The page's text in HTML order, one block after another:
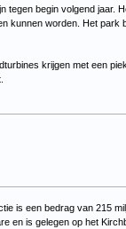
tegen begin volgend jaar.
kunnen worden. Het park
krijgen met een
is een bedrag van 215
en is gelegen op het